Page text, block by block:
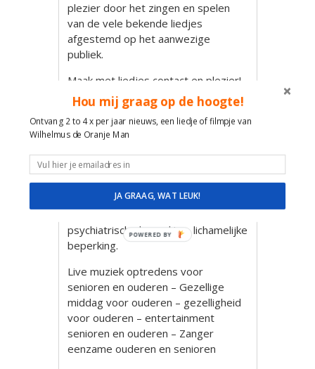
plezier door het zingen en spelen
van de vele bekende liedjes
afgestemd op het aanwezige
publiek.
Maak met liedjes contact en plezier!
Wilhelmus de Oranje Man
Muzikale reis door de tijd en feest
van herkenning met Hollandse
liedjes van Toen en nu!
Veel ervaring, plezier, ruimte en
geduld in de omgang met mensen
met dementie, alzheimer,
psychiatrische beperking, lichamelijke
beperking.
Live muziek optredens voor
senioren en ouderen – Gezellige
middag voor ouderen – gezelligheid
voor ouderen – entertainment
senioren en ouderen – Zanger
eenzame ouderen en senioren
Hou mij graag op de hoogte!
Ontvang 2 to 4 x per jaar nieuws, een liedje of filmpje van
Wilhelmus de Oranje Man
JA GRAAG, WAT LEUK!
POWERED BY